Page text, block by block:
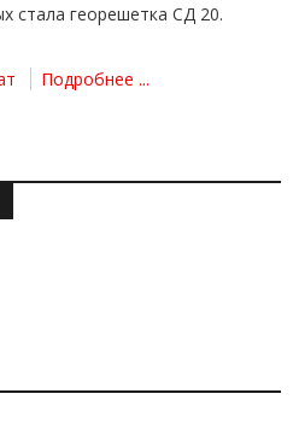
стала георешетка СД 20.
Подробнее ...